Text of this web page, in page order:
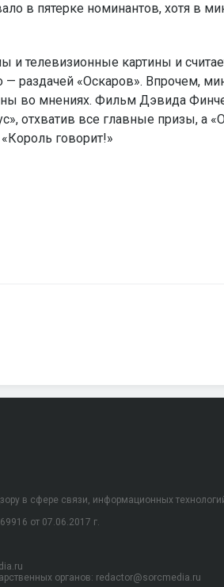
в пятерке номинантов, хотя в
и телевизионные картины и
раздачей «Оскаров». Впрочем,
во мнениях. Фильм Дэвида
отхватив все главные призы, а
говорит!»
в сфере связи, информационных
от 07.06.2017 г.
органов: redactor@sorcmedia.ru